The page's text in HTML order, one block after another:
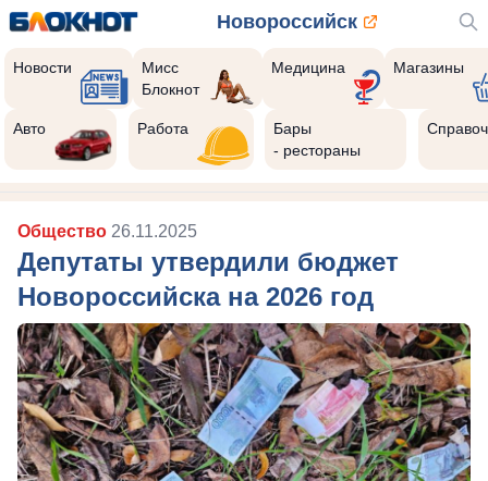
Новороссийск
Новости
Мисс
Блокнот
Медицина Магазины
Авто Работа
Бары
- рестораны
Общество 26.11.2025
Депутаты утвердили бюджет
Новороссийска на 2026 год